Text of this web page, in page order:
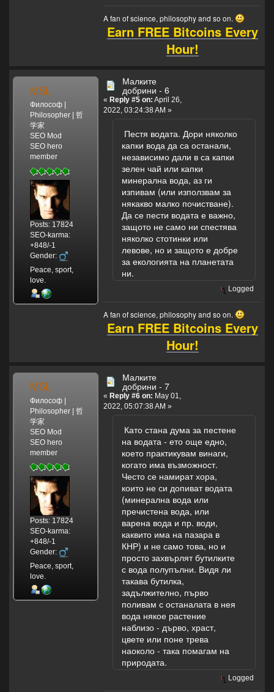
A fan of science, philosophy and so on.
Earn FREE Bitcoins Every
Hour!
MSL
Философ |
Philosopher | 哲
学家
SEO Mod
SEO hero
member
Posts: 17824
SEO-karma:
+848/-1
Gender:
Peace, sport,
love.
Малките
добрини - 6
« Reply #5 on: April 26,
2022, 03:24:38 AM »
Пестя водата. Дори няколко
капки вода да са останали,
независимо дали в са капки
зелен чай или капки
минерална вода, аз ги
изпивам (или използвам за
някакво малко почистване).
Да се пести водата е важно,
защото не само ни спестява
няколко стотинки или
левове, но и защото е добре
за екологията на планетата
ни.
Logged
A fan of science, philosophy and so on.
Earn FREE Bitcoins Every
Hour!
MSL
Философ |
Philosopher | 哲
学家
SEO Mod
SEO hero
member
Posts: 17824
SEO-karma:
+848/-1
Gender:
Peace, sport,
love.
Малките
добрини - 7
« Reply #6 on: May 01,
2022, 05:07:38 AM »
Като стана дума за пестене
на водата - ето още едно,
което практикувам винаги,
когато има възможност.
Често се намират хора,
които не си допиват водата
(минерална вода или
пречистена вода, или
варена вода и пр. води,
каквито има на пазара в
КНР) и не само това, но и
просто захвърлят бутилките
с вода полупълни. Видя ли
такава бутилка,
задължително, първо
поливам с останалата в нея
вода някое растение
наблизо - дърво, храст,
цвете или поне трева
наоколо - така помагам на
природата.
Logged